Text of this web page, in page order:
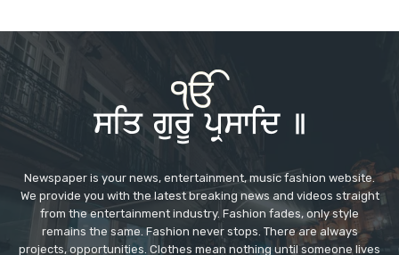
Newspaper is your news, entertainment, music fashion website.
We provide you with the latest breaking news and videos straight
from the entertainment industry. Fashion fades, only style
remains the same. Fashion never stops. There are always
projects, opportunities. Clothes mean nothing until someone lives